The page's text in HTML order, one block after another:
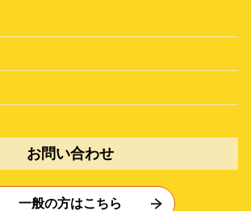
お問い合わせ
一般の方はこちら